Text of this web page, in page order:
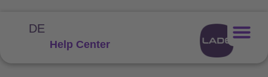
DE
Help Center